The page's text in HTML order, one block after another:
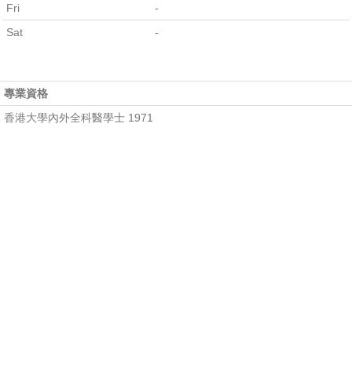
Fri
-
Sat
-
專業資格
香港大學內外全科醫學士 1971